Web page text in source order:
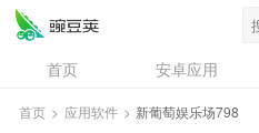
首页 安卓应用
资讯
专题
首页 > 应用软件 > 新葡萄娱乐场798